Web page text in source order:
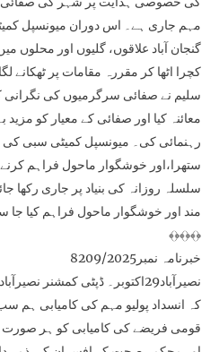
مہم جاری ہے۔ اس دوران میونسپل
گنجان آباد علاقوں، گلیوں اور محلوں
کچرا اٹھا کر مقررہ مقامات پر ٹھکانے
سلیم نے صفائی سرگرمیوں کی نگرانی
معائنہ کیا اور صفائی کے معیار کو مزید
رہنمائی کی۔ میونسپل کمیٹی سبی
ستھرا،اور خوشگوار ماحول فراہم
سلسلہ روزانہ کی بنیاد پر جاری رکھا
مند اور خوشگوار ماحول فراہم کیا جا
﴾﴿﴾﴿﴾﴿
خبرنامہ نمبر8209/2025
نصیرآباد29اکتوبر۔ ڈپٹی کمشنر
کہ انسداد پولیو مہم کی کامیابی
قومی فریضے کی کامیابی کو ہر صورت